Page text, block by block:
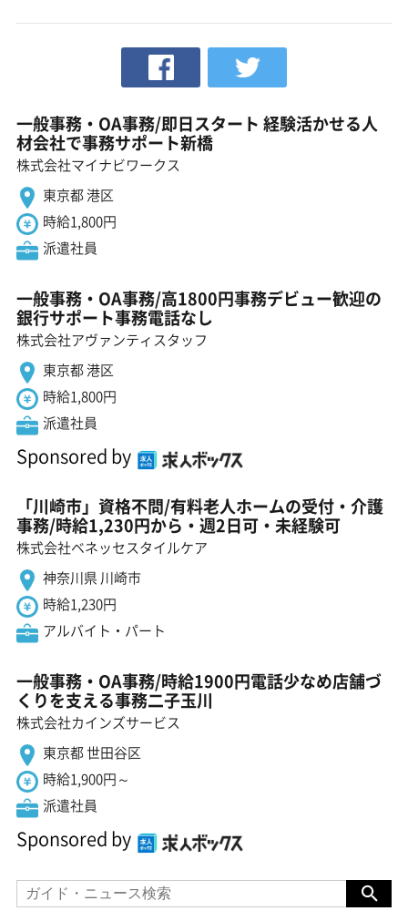
一般事務・OA事務/即日スタート 経験活かせる人
材会社で事務サポート新橋
株式会社マイナビワークス
東京都 港区
時給1,800円
派遣社員
一般事務・OA事務/高1800円事務デビュー歓迎の
銀行サポート事務電話なし
株式会社アヴァンティスタッフ
東京都 港区
時給1,800円
派遣社員
Sponsored by
「川崎市」資格不問/有料老人ホームの受付・介護
事務/時給1,230円から・週2日可・未経験可
株式会社ベネッセスタイルケア
神奈川県 川崎市
時給1,230円
アルバイト・パート
一般事務・OA事務/時給1900円電話少なめ店舗づ
くりを支える事務二子玉川
株式会社カインズサービス
東京都 世田谷区
時給1,900円～
派遣社員
Sponsored by